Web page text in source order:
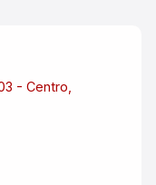
- Centro,